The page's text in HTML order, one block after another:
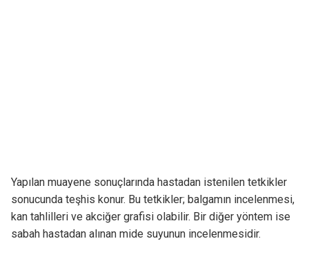
Yapılan muayene sonuçlarında hastadan istenilen tetkikler
sonucunda teşhis konur. Bu tetkikler; balgamın incelenmesi,
kan tahlilleri ve akciğer grafisi olabilir. Bir diğer yöntem ise
sabah hastadan alınan mide suyunun incelenmesidir.